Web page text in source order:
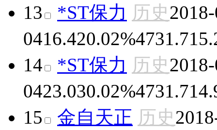
13
*ST保力 历史
0416.420.02%4731.71
14
*ST保力 历史
0423.030.02%4731.71
15
金自天正 历史